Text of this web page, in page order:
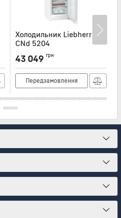
Холодильник Liebherr
CNd 5204
CND5204
43 049 грн
Передзамовлення